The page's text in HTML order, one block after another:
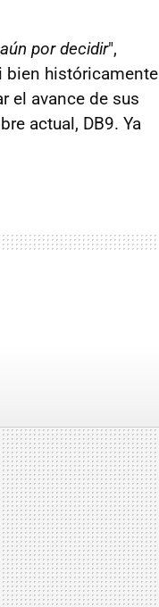
por decidir",
bien históricamente
el avance de sus
actual, DB9. Ya